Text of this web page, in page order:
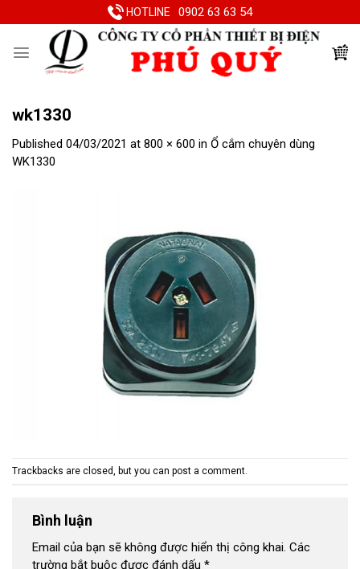
to
HOTLINE 0902 63 63 54
wk1330
Published 04/03/2021 at 800 × 600 in Ổ cắm chuyên dùng
WK1330
Trackbacks are closed, but you can post a comment.
Bình luận
Email của bạn sẽ không được hiển thị công khai. Các
trường bắt buộc được đánh dấu *